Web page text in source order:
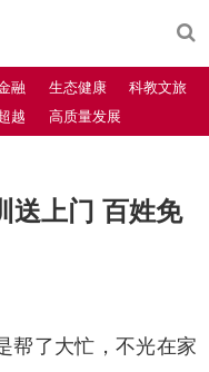
融 生态健康
科教文旅
越 高质量发展
送上门 百姓免
帮了大忙，不光在家